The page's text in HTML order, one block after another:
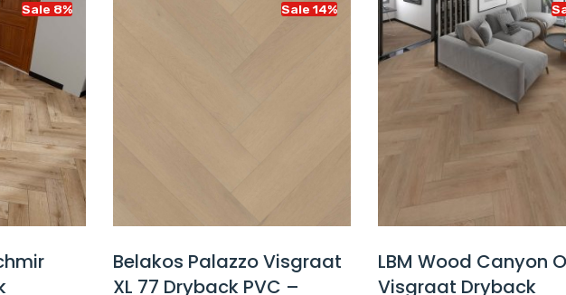
Sale 8% Sale 14%
Belakos Palazzo Visgraat
XL 77 Dryback PVC –
LBM Wood Canyon
Visgraat Dryback